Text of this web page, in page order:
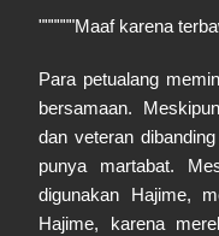
""""""Maaf karena
Para petualang
bersamaan.
dan veteran
punya martabat.
digunakan Hajime,
Hajime, karena